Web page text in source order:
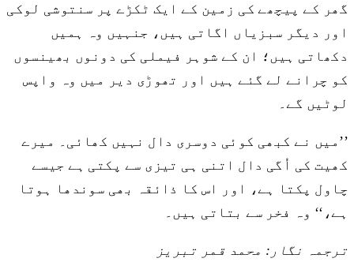
گھر کے پیچھے کی زمین کے ایک ٹکڑے پر سنتوشی لوکی
اور دیگر سبزیاں اگاتی ہیں، جنہیں وہ ہمیں
دکھاتی ہیں؛ ان کے شوہر فیملی کی دونوں بھینسوں
کو چرانے لے گئے ہیں اور تھوڑی دیر میں وہ واپس
لوٹیں گے۔
’’میں نے کبھی کوئی دوسری دال نہیں کھائی۔ میرے
کھیت کی اُگی دال اتنی ہی تیزی سے پکتی ہے جیسے
چاول پکتا ہے، اور اس کا ذائقہ بھی سوندھا ہوتا
ہے،‘‘ وہ فخر سے بتاتی ہیں۔
ترجمہ نگار: محمد قمر تبریز